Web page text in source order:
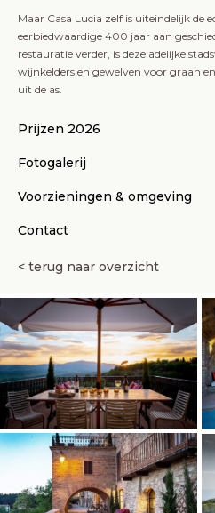
Maar Casa Lucia zelf is uiteindelijk de
eerbiedwaardige 400 jaar aan
restauratie verder, is deze adelijke
wijnkelders en gewelven voor graan
uit de as.
Prijzen 2026
Fotogalerij
Voorzieningen & omgeving
Contact
< terug naar overzicht